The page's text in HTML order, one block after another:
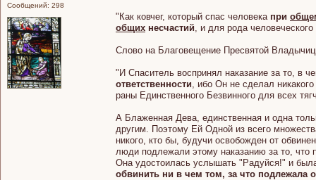
Сообщений: 298
"Как ковчег, который спас человека при
общих несчастий , и для рода
Слово на Благовещение Пресвятой
"И Спаситель воспринял наказание за то, в
ответственности , ибо Он не сделал
раны Единственного Безвинного для всех
А Блаженная Дева, единственная и одна
другим. Поэтому Ей Одной из всего
никого, кто бы, будучи освобожден от
люди подлежали этому наказанию за то, что
Она удостоилась услышать "Радуйся!" и
обвинить ни в чем том, за что подлежала